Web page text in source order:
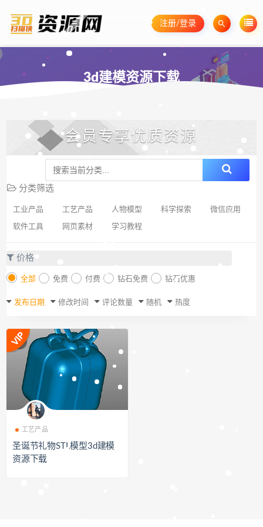
注册/登录
3d建模资源下载
会员专享优质资源
分类筛选
工业产品 工艺产品 人物模型 科学探索 微信应用
软件工具 网页素材 学习教程
价格
全部 免费 付费 钻石免费 钻石优惠
发布日期 修改时间 评论数量 随机 热度
工艺产品
圣诞节礼物STL模型3d建模
资源下载